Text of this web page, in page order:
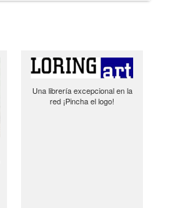
Una librería excepcional en la
red ¡Pincha el logo!